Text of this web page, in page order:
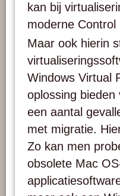
kan bij
moderne Control
Maar ook hierin
Windows Virtual
oplossing
een aantal
met migratie.
Zo kan men
obsolete Mac